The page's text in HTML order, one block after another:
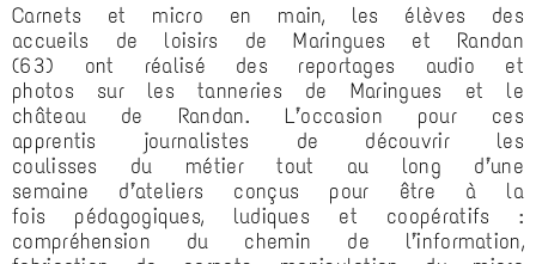
Carnets et micro en main, les élèves des
accueils de loisirs de Maringues et Randan
(63) ont réalisé des reportages audio et
photos sur les tanneries de Maringues et le
château de Randan. L’occasion pour ces
apprentis journalistes de découvrir les
coulisses du métier tout au long d’une
semaine d’ateliers conçus pour être à la
fois pédagogiques, ludiques et coopératifs :
compréhension du chemin de l’information,